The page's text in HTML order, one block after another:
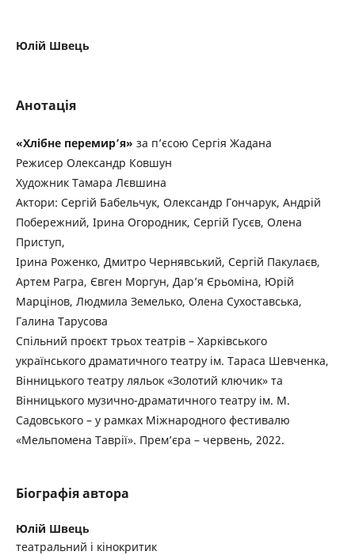
Юлій Швець
Анотація
«Хлібне перемир’я» за п’єсою Сергія Жадана
Режисер Олександр Ковшун
Художник Тамара Лєвшина
Актори: Сергій Бабельчук, Олександр Гончарук, Андрій
Побережний, Ірина Огородник, Сергій Гусєв, Олена
Приступ,
Ірина Роженко, Дмитро Чернявський, Сергій Пакулаєв,
Артем Рагра, Євген Моргун, Дар’я Єрьоміна, Юрій
Марцінов, Людмила Земелько, Олена Сухоставська,
Галина Тарусова
Спільний проєкт трьох театрів – Харківського
українського драматичного театру ім. Тараса Шевченка,
Вінницького театру ляльок «Золотий ключик» та
Вінницького музично-драматичного театру ім. М.
Садовського – у рамках Міжнародного фестивалю
«Мельпомена Таврії». Прем’єра – червень, 2022.
Біографія автора
Юлій Швець
театральний і кінокритик